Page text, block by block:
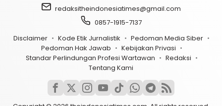
redaksitheindonesiatimes@gmail.com
0857-1915-7137
Disclaimer
Kode Etik Jurnalistik
Pedoman Media Siber
Pedoman Hak Jawab
Kebijakan Privasi
Standar Perlindungan Profesi Wartawan
Redaksi
Tentang Kami